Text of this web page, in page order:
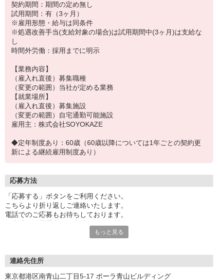
契約期間：期間の定め無し
試用期間：有（3ヶ月）
※雇用形態・給与は同条件
※処遇改善手当(支給対象の場合)は試用期間中(3ヶ月)は支給な
し
時間外労働：採用までに明示
【業務内容】
（雇入れ直後）募集職種
（変更の範囲）当社が定める業務
【就業場所】
（雇入れ直後）募集施設
（変更の範囲）自宅通勤可能施設
雇用主：株式会社SOYOKAZE
◆定年制度あり：60歳（60歳以降については1年ごとの契約更
新による継続雇用制度あり）
応募方法
「応募する」ボタンをご利用ください。
こちらより折り返しご連絡いたします。
電話でのご応募もお待ちしております。
※お電話でのお問い合わせは、光IP電話、及びIP電話からはご利用
もっと見る
連絡先住所
東京都港区南青山二丁目5-17 ポーラ青山ビルディング